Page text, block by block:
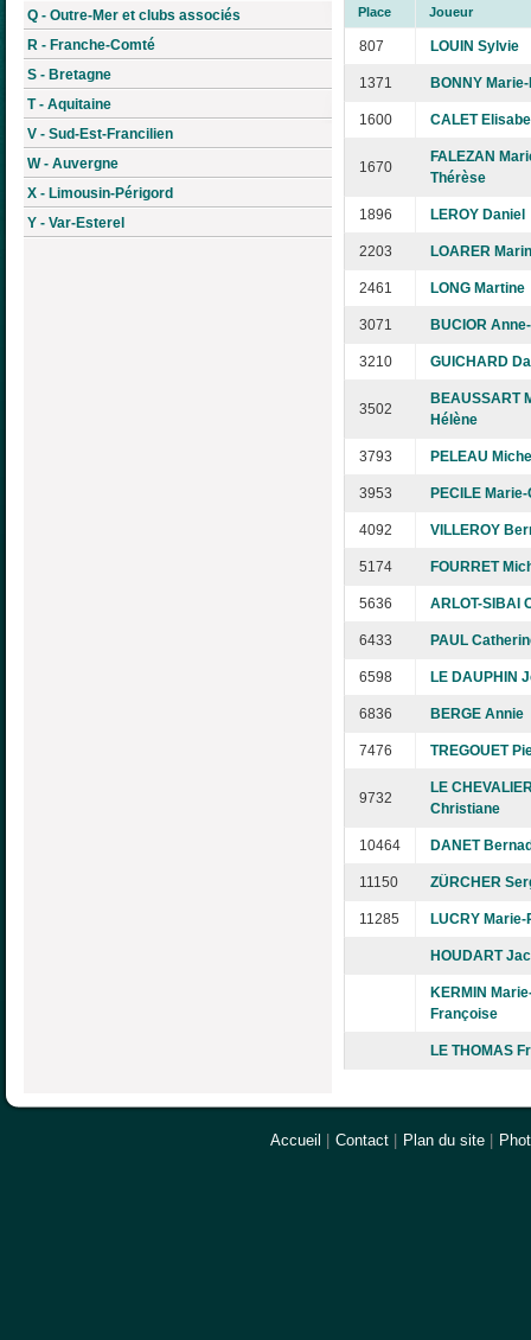
Q - Outre-Mer et clubs associés
R - Franche-Comté
S - Bretagne
T - Aquitaine
V - Sud-Est-Francilien
W - Auvergne
X - Limousin-Périgord
Y - Var-Esterel
Place Joueur
807 LOUIN Sylvie
1371 BONNY
1600 CALET
1670
FALEZAN
Thérèse
1896 LEROY Daniel
2203 LOARER
2461 LONG Martine
3071 BUCIOR
3210 GUICHARD
3502
BEAUSSART
Hélène
3793 PELEAU
3953 PECILE
4092 VILLEROY
5174 FOURRET
5636 ARLOT-SIBAI
6433 PAUL
6598 LE DAUPHIN
6836 BERGE Annie
7476 TREGOUET
9732
LE
Christiane
10464 DANET
11150 ZÜRCHER
11285 LUCRY Marie-
HOUDART
KERMIN
Françoise
LE THOMAS
Accueil Contact Plan du site